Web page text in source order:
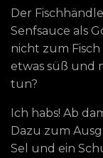
Der
Senfsauce als
nicht zum Fisch
etwas süß und
tun?
Ich habs! Ab
Dazu zum
Sel und ein